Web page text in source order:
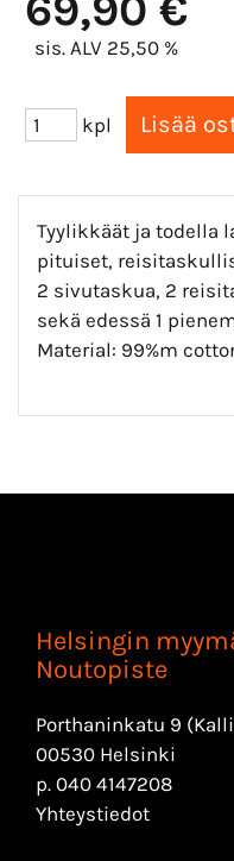
sis. ALV 25,50 %
kpl
Tyylikkäät ja todella
pituiset,
2 sivutaskua, 2
sekä edessä 1
Material: 99%m
Helsingin
Noutopiste
Porthaninkatu 9
00530 Helsinki
p. 040 4147208
Yhteystiedot